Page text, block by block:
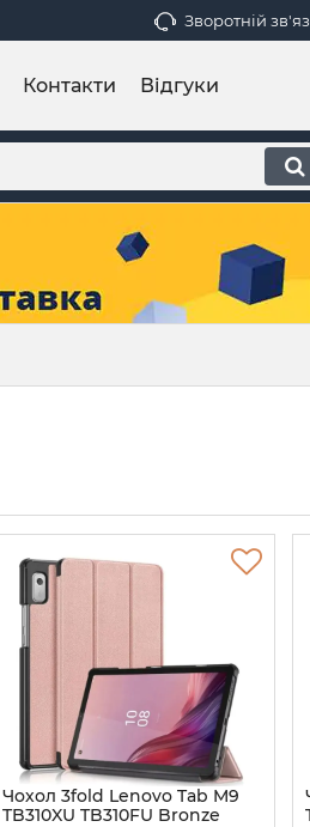
Зворотній
Контакти Відгуки
Чохол 3fold Lenovo Tab M9
TB310XU TB310FU Bronze